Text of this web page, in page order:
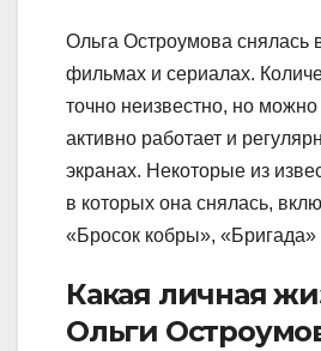
Ольга Остроумова снялась
фильмах и сериалах.
точно неизвестно, но можно
активно работает и
экранах. Некоторые из
в которых она снялась,
«Бросок кобры», «Бригада»
Какая личная
Ольги